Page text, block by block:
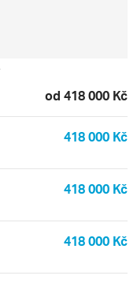
od 418 000 Kč
418 000 Kč
418 000 Kč
418 000 Kč